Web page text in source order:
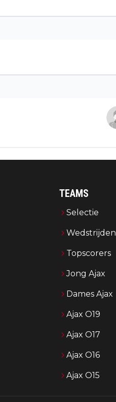
TEAMS
Selectie
Wedstrijden
Topscorers
Jong Ajax
Dames Ajax
Ajax O19
Ajax O17
Ajax O16
Ajax O15